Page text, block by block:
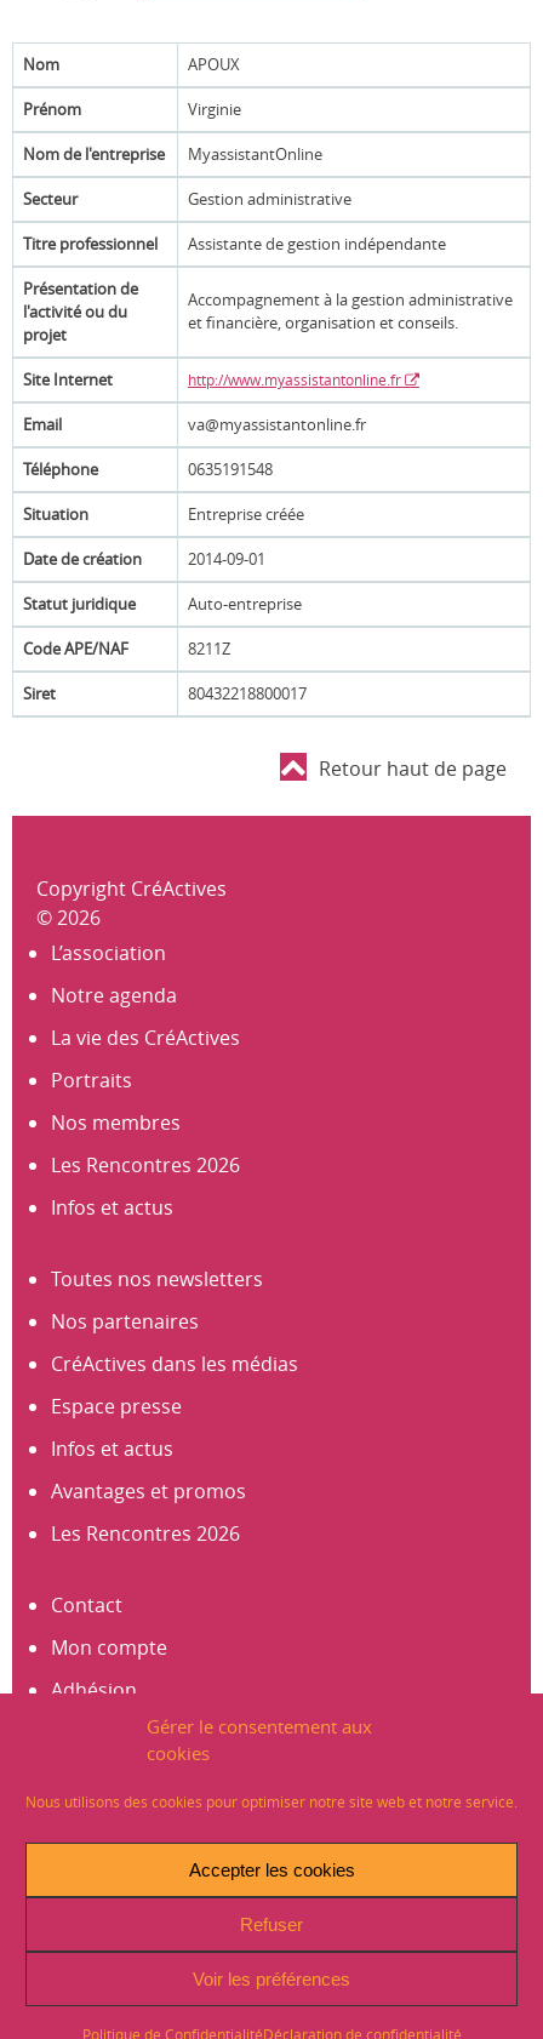
Gérer le consentement aux
cookies
Nous utilisons des cookies pour optimiser notre site web et notre service.
Accepter les cookies
Refuser
Voir les préférences
Politique de ConfidentialitéDéclaration de confidentialité
Nom APOUX
Prénom Virginie
Nom de l'entreprise MyassistantOnline
Secteur Gestion administrative
Titre professionnel Assistante de gestion indépendante
Présentation de
l'activité ou du
projet
Accompagnement à la gestion administrative
et financière, organisation et conseils.
Site Internet http://www.myassistantonline.fr
Email va@myassistantonline.fr
Téléphone 0635191548
Situation Entreprise créée
Date de création 2014-09-01
Statut juridique Auto-entreprise
Code APE/NAF 8211Z
Siret 80432218800017
Retour haut de page
Copyright CréActives
© 2026
L’association
Notre agenda
La vie des CréActives
Portraits
Nos membres
Les Rencontres 2026
Infos et actus
Toutes nos newsletters
Nos partenaires
CréActives dans les médias
Espace presse
Infos et actus
Avantages et promos
Les Rencontres 2026
Contact
Mon compte
Adhésion
S’abonner à la newsletter
Mentions légales
Politique de Confidentialité (RGPD)